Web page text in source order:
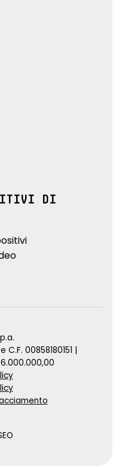
DI
C.F. 00858180151 |